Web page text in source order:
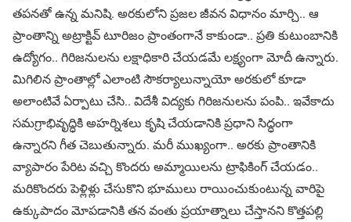
తపనతో ఉన్న మనిషి. అరకులోని ప్రజల జీవన విధానం మార్చి.. ఆ
ప్రాంతాన్ని అట్రాక్టివ్ టూరిజం ప్రాంతంగానే కాకుండా.. ప్రతి కుటుంబానికి
ఉద్యోగం.. గిరిజనులను లక్షాధికారి చేయడమే లక్ష్యంగా మోదీ ఉన్నారు.
మిగిలిన ప్రాంతాల్లో ఎలాంటి సౌకర్యాలున్నాయో అరకులో కూడా
అలాంటివే ఏర్పాటు చేసి.. విదేశీ విద్యకు గిరిజనులను పంపి.. ఇవేకాదు
సమగ్రాభివృద్ధికి అహర్నిశలు కృషి చేయడానికి ప్రధాని సిద్ధంగా
ఉన్నారని గీత చెబుతున్నారు. మరీ ముఖ్యంగా.. అరకు ప్రాంతానికి
వ్యాపారం పేరిట వచ్చి కొందరు అమ్మాయిలను ట్రాఫికింగ్ చేయడం..
మరికొందరు పెళ్లిళ్లు చేసుకొని భూములు రాయించుకుంటున్న వారిపై
ఉక్కుపాదం మోపడానికి తన వంతు ప్రయాత్నాలు చేస్తానని కొత్తపల్లి